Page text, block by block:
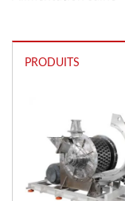
PRODUITS